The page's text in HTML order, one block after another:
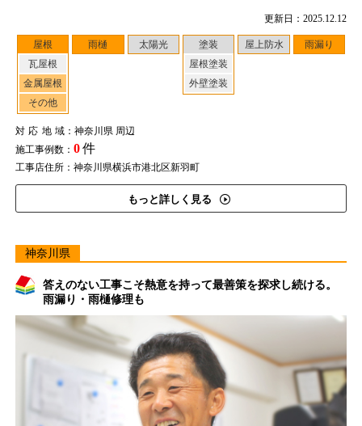
更新日：2025.12.12
屋根
瓦屋根
金属屋根
その他
雨樋 太陽光
塗装
屋根塗装
外壁塗装
屋上防水 雨漏り
対応地域：神奈川県 周辺
施工事例数： 0件
工事店住所：神奈川県横浜市港北区新羽町
もっと詳しく見る
神奈川県
答えのない工事こそ熱意を持って最善策を探求し続ける。
雨漏り・雨樋修理も